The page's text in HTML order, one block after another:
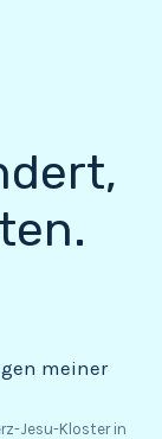
meiner
Jesu-Kloster in